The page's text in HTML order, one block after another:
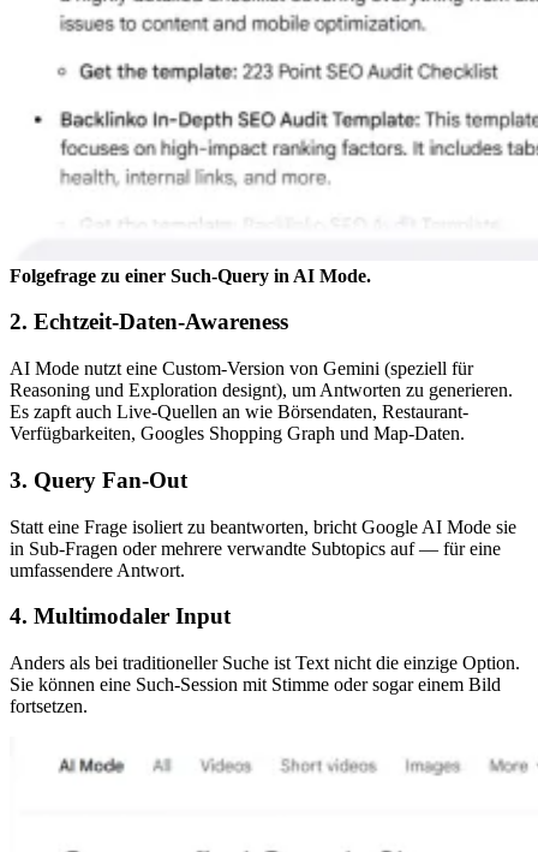
Folgefrage zu einer Such-Query in AI Mode.
2. Echtzeit-Daten-Awareness
AI Mode nutzt eine Custom-Version von Gemini (speziell für
Reasoning und Exploration designt), um Antworten zu generieren.
Es zapft auch Live-Quellen an wie Börsendaten, Restaurant-
Verfügbarkeiten, Googles Shopping Graph und Map-Daten.
3. Query Fan-Out
Statt eine Frage isoliert zu beantworten, bricht Google AI Mode sie
in Sub-Fragen oder mehrere verwandte Subtopics auf — für eine
umfassendere Antwort.
4. Multimodaler Input
Anders als bei traditioneller Suche ist Text nicht die einzige Option.
Sie können eine Such-Session mit Stimme oder sogar einem Bild
fortsetzen.